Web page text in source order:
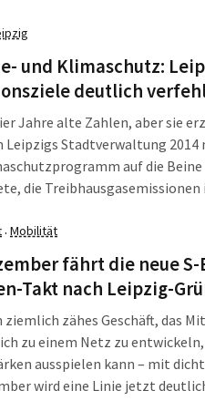
nach einem geeigneten
sich nun freilich wieder für den
und Klimaschutz:
deutlich
Jahre alte Zahlen, aber sie
Leipzigs Stadtverwaltung
auf die
die
Tonnen lagen. Aber dazu
ausgereicht. Und so
reumütig.
· Mobilität
fährt die neue
Takt nach Leipzig-
ziemlich zähes Geschäft, das
zu einem Netz zu
ausspielen kann – mit
wird eine Linie jetzt